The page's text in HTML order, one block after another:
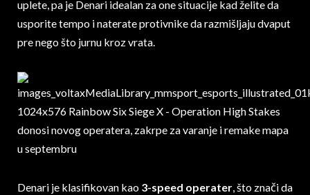
uplete, pa je Denari idealan za one situacije kad želite da
usporite tempo i naterate protivnike da razmišljaju dvaput
pre nego što jurnu kroz vrata.
Denari je klasifikovan kao 3-speed operater, što znači da